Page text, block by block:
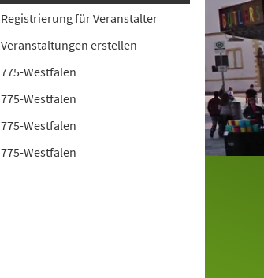
Registrierung für Veranstalter
Veranstaltungen erstellen
775-Westfalen
775-Westfalen
775-Westfalen
775-Westfalen